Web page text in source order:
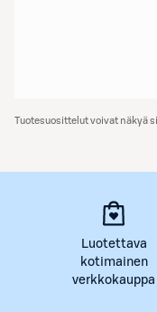
Tuotesuosittelut voivat näkyä
Luotettava
kotimainen
verkkokauppa